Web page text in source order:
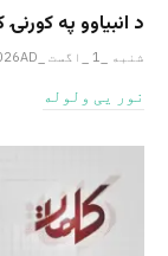
د انبیاوو په کورنۍ
شنبه _1 _اگست _2026AH 1-8-2026AD
نور یی ولوله